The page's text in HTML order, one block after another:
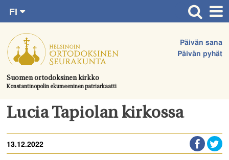
suoraan
sisältöön.
Suomen ortodoksinen kirkko
Konstantinopolin ekumeeninen patriarkaatti
Päivän sana
Päivän pyhät
FI
SV
EN
UA
Etusivu
Ajankohtaista
Juhlat & toimitukset
Kirkot
Tule mukaan
Lucia Tapiolan kirkossa
13.12.2022